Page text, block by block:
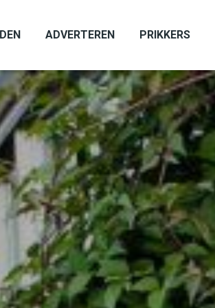
ADVERTEREN PRIKKERS